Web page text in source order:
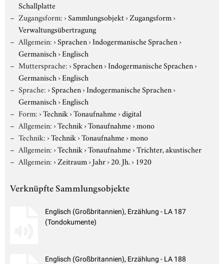
Schallplatte
Zugangsform:›Sammlungsobjekt›Zugangsform›
Verwaltungsübertragung
Allgemein:›Sprachen›Indogermanische Sprachen›
Germanisch›Englisch
Muttersprache:›Sprachen›Indogermanische Sprachen›
Germanisch›Englisch
Sprache:›Sprachen›Indogermanische Sprachen›
Germanisch›Englisch
Form:›Technik›Tonaufnahme›digital
Allgemein:›Technik›Tonaufnahme›mono
Technik:›Technik›Tonaufnahme›mono
Allgemein:›Technik›Tonaufnahme›Trichter, akustischer
Allgemein:›Zeitraum›Jahr›20. Jh.› 1920
Verknüpfte Sammlungsobjekte
Englisch (Großbritannien), Erzählung - LA 187
(Tondokumente)
Englisch (Großbritannien), Erzählung - LA 188